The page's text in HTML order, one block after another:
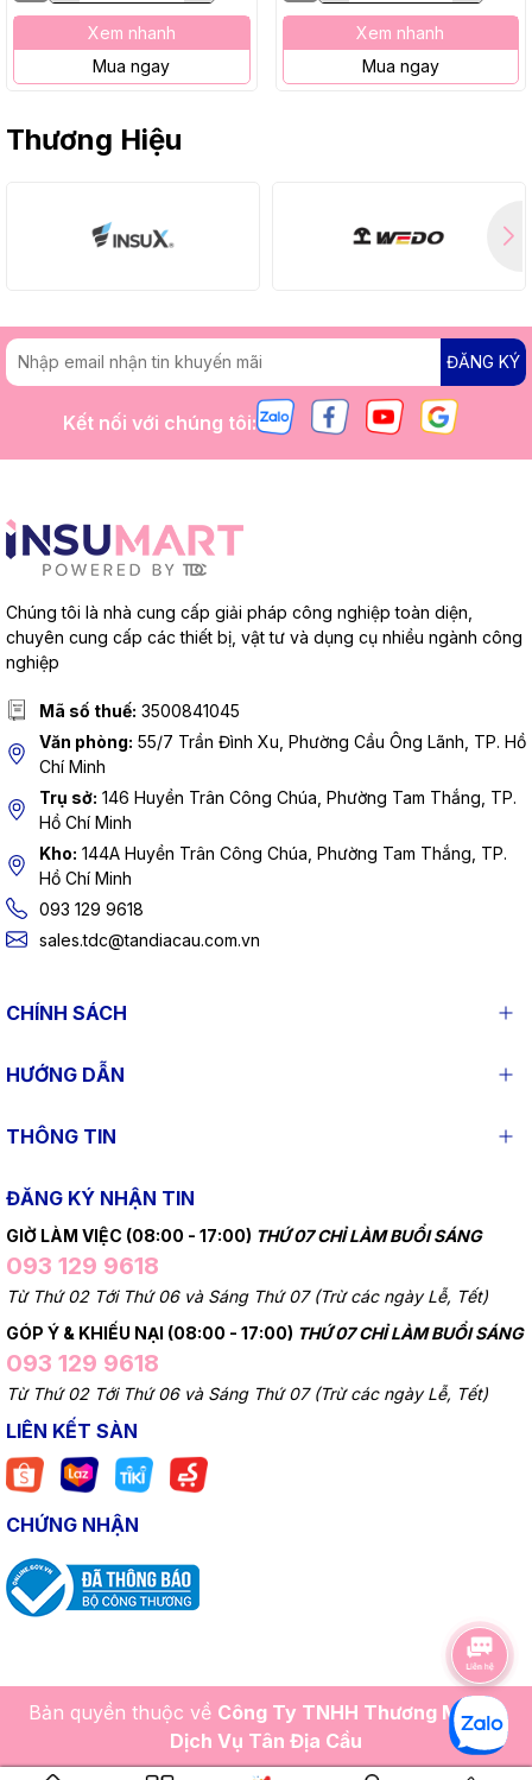
Xem nhanh
Mua ngay
Xem nhanh
Mua ngay
Thương Hiệu
ĐĂNG KÝ
Kết nối với chúng tôi:
Chúng tôi là nhà cung cấp giải pháp công nghiệp toàn diện,
chuyên cung cấp các thiết bị, vật tư và dụng cụ nhiều ngành công
nghiệp
Mã số thuế: 3500841045
Văn phòng: 55/7 Trần Đình Xu, Phường Cầu Ông Lãnh, TP. Hồ
Chí Minh
Trụ sở: 146 Huyền Trân Công Chúa, Phường Tam Thắng, TP.
Hồ Chí Minh
Kho: 144A Huyền Trân Công Chúa, Phường Tam Thắng, TP.
Hồ Chí Minh
093 129 9618
sales.tdc@tandiacau.com.vn
CHÍNH SÁCH
HƯỚNG DẪN
THÔNG TIN
ĐĂNG KÝ NHẬN TIN
GIỜ LÀM VIỆC (08:00 - 17:00) THỨ 07 CHỈ LÀM BUỔI SÁNG
093 129 9618
Từ Thứ 02 Tới Thứ 06 và Sáng Thứ 07 (Trừ các ngày Lễ, Tết)
GÓP Ý & KHIẾU NẠI (08:00 - 17:00) THỨ 07 CHỈ LÀM BUỔI SÁNG
093 129 9618
Từ Thứ 02 Tới Thứ 06 và Sáng Thứ 07 (Trừ các ngày Lễ, Tết)
LIÊN KẾT SÀN
CHỨNG NHẬN
Bản quyền thuộc về Công Ty TNHH Thương Mại Và
Dịch Vụ Tân Địa Cầu